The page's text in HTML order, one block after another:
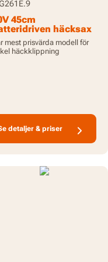
45cm
häcksax
verktyg
mest prisvärda modell för
häckklippning
detaljer & priser